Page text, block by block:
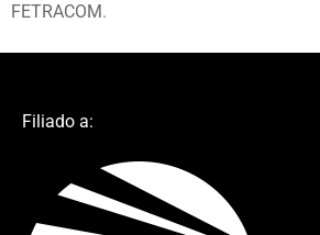
FETRACOM.
Filiado a: